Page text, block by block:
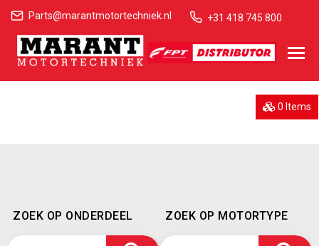
Parts@marantmotortechniek.nl +31 418 745 800
0 Items
ZOEK OP ONDERDEEL ZOEK OP MOTORTYPE